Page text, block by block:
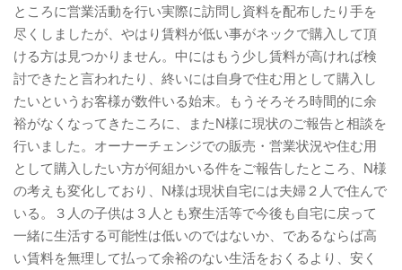
ところに営業活動を行い実際に訪問し資料を配布したり手を
尽くしましたが、やはり賃料が低い事がネックで購入して頂
ける方は見つかりません。中にはもう少し賃料が高ければ検
討できたと言われたり、終いには自身で住む用として購入し
たいというお客様が数件いる始末。もうそろそろ時間的に余
裕がなくなってきたころに、またN様に現状のご報告と相談を
行いました。オーナーチェンジでの販売・営業状況や住む用
として購入したい方が何組かいる件をご報告したところ、N様
の考えも変化しており、N様は現状自宅には夫婦２人で住んで
いる。３人の子供は３人とも寮生活等で今後も自宅に戻って
一緒に生活する可能性は低いのではないか、であるならば高
い賃料を無理して払って余裕のない生活をおくるより、安く